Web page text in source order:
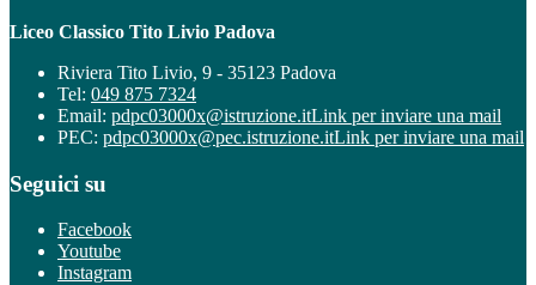
Liceo Classico Tito Livio Padova
Riviera Tito Livio, 9 - 35123 Padova
Tel: 049 875 7324
Email: pdpc03000x@istruzione.itLink per inviare una mail
PEC: pdpc03000x@pec.istruzione.itLink per inviare una mail
Seguici su
Facebook
Youtube
Instagram